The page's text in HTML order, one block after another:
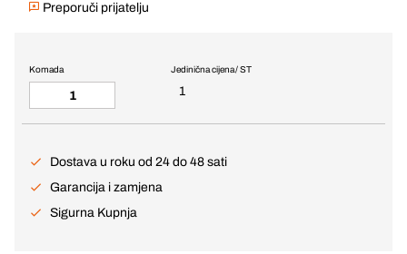
Preporuči prijatelju
Jedinična cijena / ST
1
Komada
Dostava u roku od 24 do 48 sati
Garancija i zamjena
Sigurna Kupnja